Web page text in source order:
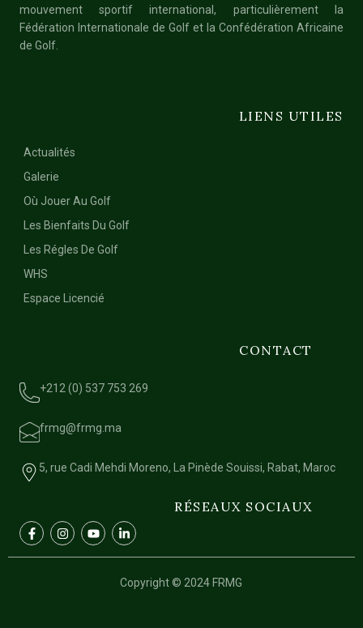
mouvement sportif international, particulièrement la
Fédération Internationale de Golf et la Confédération Africaine
de Golf.
LIENS UTILES
Actualités
Galerie
Où Jouer Au Golf
Les Bienfaits Du Golf
Les Régles De Golf
WHS
Espace Licencié
CONTACT
+212 (0) 537 753 269
frmg@frmg.ma
5, rue Cadi Mehdi Moreno, La Pinède Souissi, Rabat, Maroc
RÉSEAUX SOCIAUX
Copyright © 2024 FRMG